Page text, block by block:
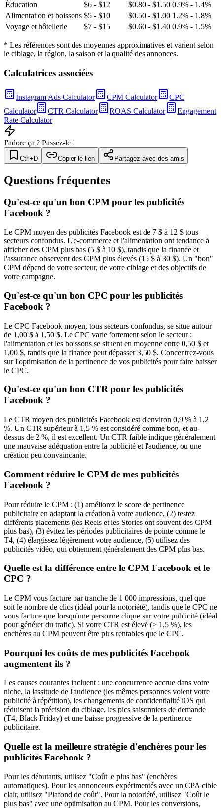
Éducation
$6 - $12 $0.80 - $1.50 0.9% - 1.4%
Alimentation et boissons $5 - $10 $0.50 - $1.00 1.2% - 1.8%
Voyage et hôtellerie
$7 - $15 $0.60 - $1.40 0.9% - 1.5%
* Les références sont des moyennes approximatives et varient selon
le ciblage, la région, la saison et la qualité des annonces.
Calculatrices associées
Instagram Ads Calculator CPM Calculator
CPC
Calculator
CTR Calculator ROAS Calculator
Engagement
Rate Calculator
J'adore ça ? Passez-le !
Ctrl+D Copier le lien Partagez avec des amis
Questions fréquentes
Qu'est-ce qu'un bon CPM pour les publicités
Facebook ?
Le CPM moyen des publicités Facebook est de 7 $ à 12 $ tous
secteurs confondus. L'e-commerce et l'alimentation ont tendance à
afficher des CPM plus bas (5 $ à 10 $), tandis que la finance et
l'assurance observent des CPM plus élevés (15 $ à 30 $). Un "bon"
CPM dépend de votre secteur, de votre ciblage et des objectifs de
votre campagne.
Qu'est-ce qu'un bon CPC pour les publicités
Facebook ?
Le CPC Facebook moyen, tous secteurs confondus, se situe autour
de 1,00 $ à 1,50 $. Le CPC varie fortement selon le secteur :
l'alimentation et les boissons se situent en moyenne entre 0,50 $ et
1,00 $, tandis que la finance peut dépasser 3,50 $. Concentrez-vous
sur l'optimisation de la pertinence de vos publicités pour faire baisser
le CPC.
Qu'est-ce qu'un bon CTR pour les publicités
Facebook ?
Le CTR moyen des publicités Facebook est d'environ 0,9 % à 1,2
%. Un CTR supérieur à 1,5 % est considéré comme bon, et au-
dessus de 2 %, il est excellent. Un CTR faible indique généralement
une mauvaise adéquation entre la publicité et l'audience, ou une
création peu convaincante.
Comment réduire le CPM de mes publicités
Facebook ?
Pour réduire le CPM : (1) améliorez le score de pertinence
publicitaire en adaptant la création à votre audience, (2) testez
différents placements (les Reels et les Stories ont souvent des CPM
plus bas), (3) évitez les périodes publicitaires de pointe comme le
T4, (4) élargissez légèrement votre audience, (5) utilisez des
publicités vidéo, qui obtiennent généralement des CPM plus bas.
Quelle est la différence entre le CPM Facebook et le
CPC ?
Le CPM vous facture par tranche de 1 000 impressions, quel que
soit le nombre de clics (idéal pour la notoriété), tandis que le CPC ne
vous facture que lorsqu'une personne clique sur votre publicité (idéal
pour générer du trafic). Si votre CTR est élevé (> 1,5 %), les
enchères au CPM peuvent être plus rentables que le CPC.
Pourquoi les coûts de mes publicités Facebook
augmentent-ils ?
Les causes courantes incluent : une concurrence accrue dans votre
niche, la lassitude de l'audience (les mêmes personnes voient votre
publicité à répétition), les changements de confidentialité iOS qui
réduisent la précision du ciblage, les pics saisonniers de demande
(T4, Black Friday) et une baisse progressive de la pertinence
publicitaire.
Quelle est la meilleure stratégie d'enchères pour les
publicités Facebook ?
Pour les débutants, utilisez "Coût le plus bas" (enchères
automatiques). Pour les annonceurs expérimentés avec un CPA cible
clair, utilisez "Plafond de coût". Pour la notoriété, utilisez "Coût le
plus bas" avec une optimisation au CPM. Pour les conversions,